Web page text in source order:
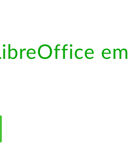
em